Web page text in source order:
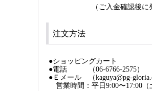
（ご入金確認後に発
注文方法
●ショッピングカート
●電話 （06-6766-2575）
●Ｅメール （kaguya@pg-
営業時間：平日9:00〜17:00（